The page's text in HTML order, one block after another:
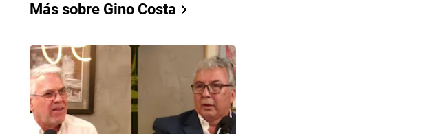
Más sobre Gino Costa